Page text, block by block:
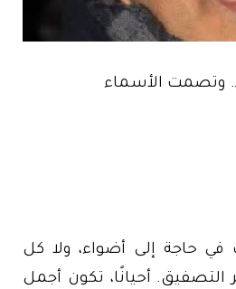
وتصمت الأسماء
في حاجة إلى أضواء، ولا كل
التصفيق. أحيانًا، تكون أجمل